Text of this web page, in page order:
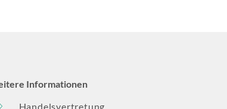
Informationen
Handelsvertretung